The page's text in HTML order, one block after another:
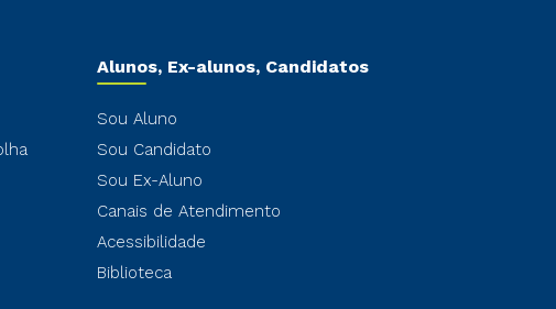
Alunos, Ex-alunos, Candidatos
Sou Aluno
Sou Candidato
Sou Ex-Aluno
Canais de Atendimento
Acessibilidade
Biblioteca